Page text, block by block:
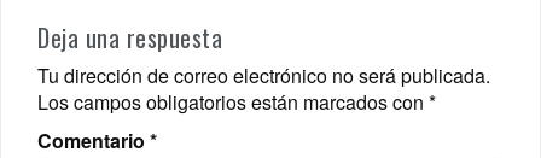
Deja una respuesta
Tu dirección de correo electrónico no será publicada.
Los campos obligatorios están marcados con *
Comentario *